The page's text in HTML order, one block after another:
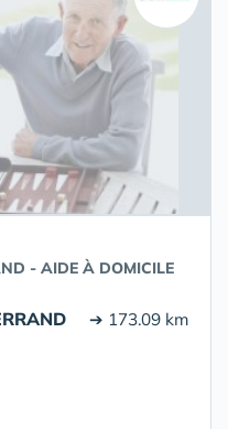
- AIDE À DOMICILE
➔ 173.09 km